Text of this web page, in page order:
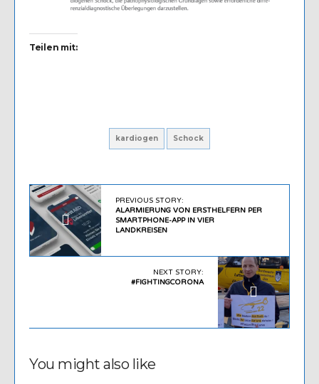
Teilen mit:
kardiogen Schock
PREVIOUS STORY:
ALARMIERUNG VON ERSTHELFERN PER
SMARTPHONE-APP IN VIER
LANDKREISEN
NEXT STORY:
#FIGHTINGCORONA
You might also like